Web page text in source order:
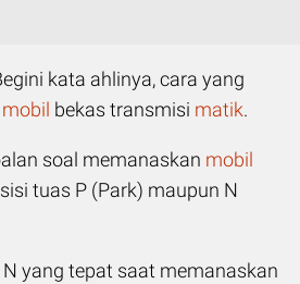
kata ahlinya, cara yang
mobil bekas transmisi matik.
soal memanaskan mobil
tuas P (Park) maupun N
yang tepat saat memanaskan